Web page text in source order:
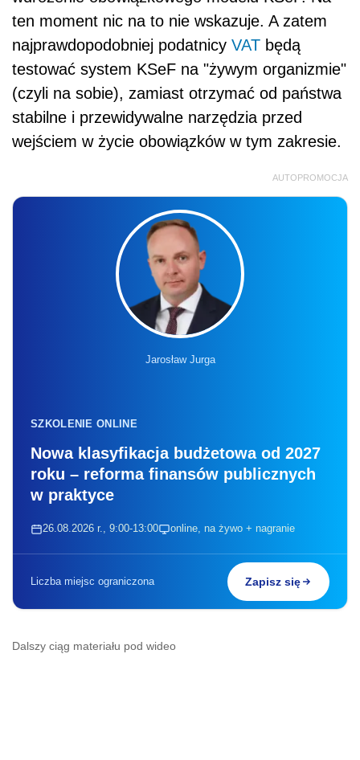
ten moment nic na to nie wskazuje. A zatem
najprawdopodobniej podatnicy VAT będą
testować system KSeF na "żywym organizmie"
(czyli na sobie), zamiast otrzymać od państwa
stabilne i przewidywalne narzędzia przed
wejściem w życie obowiązków w tym zakresie.
AUTOPROMOCJA
Jarosław Jurga
SZKOLENIE ONLINE
Nowa klasyfikacja budżetowa od 2027
roku – reforma finansów publicznych
w praktyce
26.08.2026 r., 9:00-13:00 online, na żywo + nagranie
Liczba miejsc ograniczona Zapisz się
Dalszy ciąg materiału pod wideo